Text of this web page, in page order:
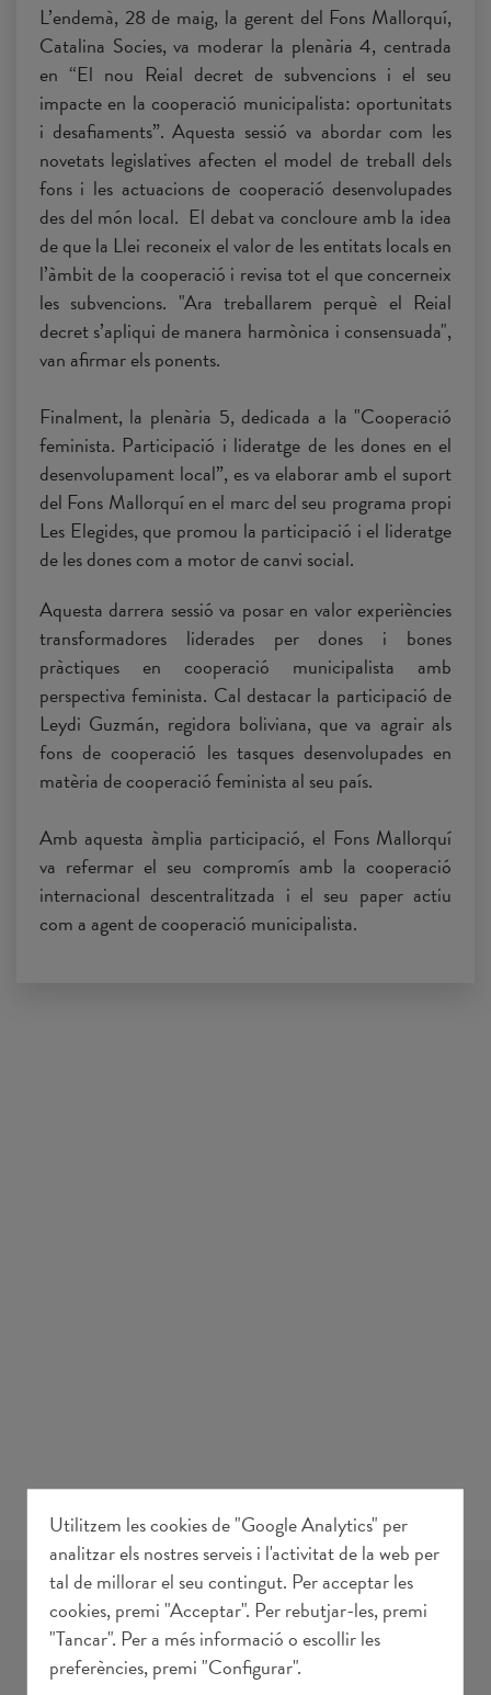
L’endemà, 28 de maig, la gerent del Fons Mallorquí,
Catalina Socies, va moderar la plenària 4, centrada
en “El nou Reial decret de subvencions i el seu
impacte en la cooperació municipalista: oportunitats
i desafiaments”. Aquesta sessió va abordar com les
novetats legislatives afecten el model de treball dels
fons i les actuacions de cooperació desenvolupades
des del món local. El debat va concloure amb la idea
de que la Llei reconeix el valor de les entitats locals en
l’àmbit de la cooperació i revisa tot el que concerneix
les subvencions. "Ara treballarem perquè el Reial
decret s’apliqui de manera harmònica i consensuada",
van afirmar els ponents.
Finalment, la plenària 5, dedicada a la "Cooperació
feminista. Participació i lideratge de les dones en el
desenvolupament local”, es va elaborar amb el suport
del Fons Mallorquí en el marc del seu programa propi
Les Elegides, que promou la participació i el lideratge
de les dones com a motor de canvi social.
Aquesta darrera sessió va posar en valor experiències
transformadores liderades per dones i bones
pràctiques en cooperació municipalista amb
perspectiva feminista. Cal destacar la participació de
Leydi Guzmán, regidora boliviana, que va agrair als
fons de cooperació les tasques desenvolupades en
matèria de cooperació feminista al seu país.
Amb aquesta àmplia participació, el Fons Mallorquí
va refermar el seu compromís amb la cooperació
internacional descentralitzada i el seu paper actiu
com a agent de cooperació municipalista.
NOTÍCIES
Utilitzem les cookies de "Google Analytics" per
analitzar els nostres serveis i l'activitat de la web per
tal de millorar el seu contingut. Per acceptar les
cookies, premi "Acceptar". Per rebutjar-les, premi
"Tancar". Per a més informació o escollir les
preferències, premi "Configurar".